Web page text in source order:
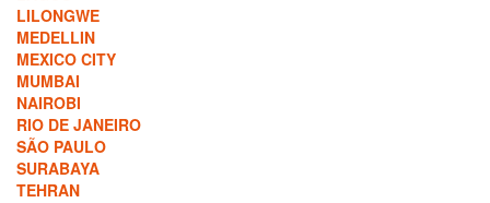
LILONGWE
MEDELLIN
MEXICO CITY
MUMBAI
NAIROBI
RIO DE JANEIRO
SÃO PAULO
SURABAYA
TEHRAN